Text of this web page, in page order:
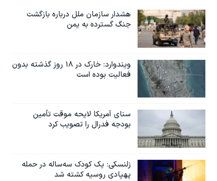
هشدار سازمان ملل درباره بازگشت
جنگ گسترده به یمن
ویندوارد: خارک در ۱۸ روز گذشته بدون
فعالیت بوده است
سنای آمریکا لایحه موقت تأمین
بودجه فدرال را تصویب کرد
زلنسکی: یک کودک سه‌ساله در حمله
پهپادی روسیه کشته شد